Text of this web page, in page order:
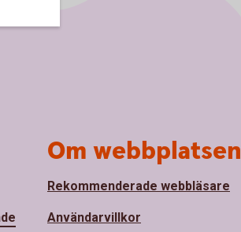
Om webbplatsen
Rekommenderade webbläsare
Användarvillkor